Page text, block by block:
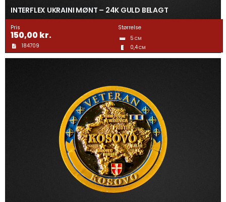
INTERFLEX UKRAINI MØNT – 24K GULD BELAGT
Pris
150,00kr.
184709
Størrelse
5 CM
0,4CM